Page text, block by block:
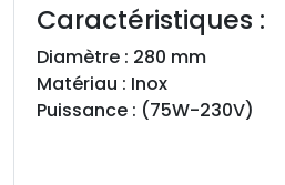
Caractéristiques :
Diamètre : 280 mm
Matériau : Inox
Puissance : (75W-230V)